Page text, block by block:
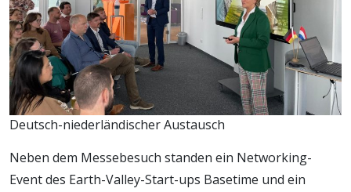
Deutsch-niederländischer Austausch
Neben dem Messebesuch standen ein Networking-
Event des Earth-Valley-Start-ups Basetime und ein